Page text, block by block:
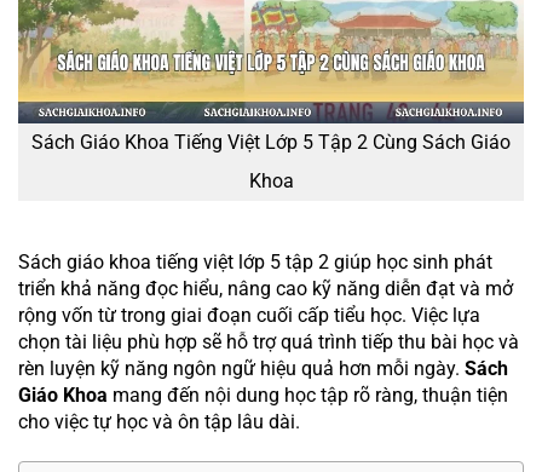
Sách Giáo Khoa Tiếng Việt Lớp 5 Tập 2 Cùng Sách Giáo
Khoa
Sách giáo khoa tiếng việt lớp 5 tập 2 giúp học sinh phát
triển khả năng đọc hiểu, nâng cao kỹ năng diễn đạt và mở
rộng vốn từ trong giai đoạn cuối cấp tiểu học. Việc lựa
chọn tài liệu phù hợp sẽ hỗ trợ quá trình tiếp thu bài học và
rèn luyện kỹ năng ngôn ngữ hiệu quả hơn mỗi ngày. Sách
Giáo Khoa mang đến nội dung học tập rõ ràng, thuận tiện
cho việc tự học và ôn tập lâu dài.